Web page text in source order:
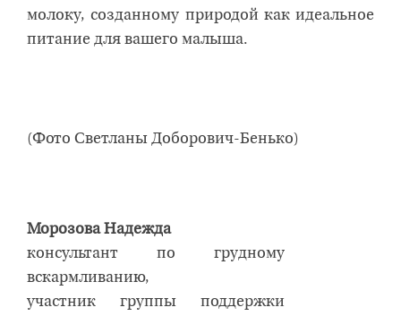
молоку, созданному природой как идеальное
питание для вашего малыша.
(Фото Светланы Доборович-Бенько)
Морозова Надежда
консультант по грудному
вскармливанию,
участник группы поддержки